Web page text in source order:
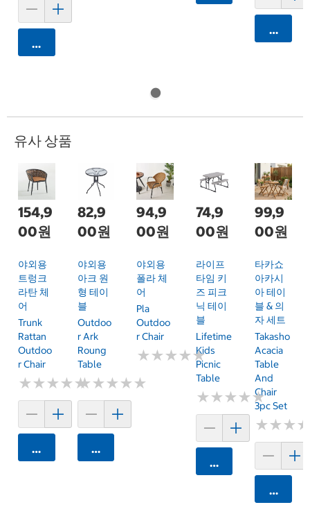
카트에 담기
카트에
유사 상품
154,9
00원
야외용
트렁크
라탄 체
어
Trunk
Rattan
Outdoo
R Chair
★★★★★
★★★★★
카트에 담기
82,9
00원
야외용
아크 원
형 테이
블
Outdoo
R Ark
Roung
Table
★★★★★
★★★★★
카트에 담기
94,9
00원
야외용
폴라 체
어
Pla
Outdoo
R Chair
★★★★★
★★★★★
74,9
00원
라이프
타임 키
즈 피크
닉 테이
블
Lifetime
Kids
Picnic
Table
★★★★★
★★★★★
카트에 담기
99,9
00원
타카쇼
아카시
아 테이
블 & 의
자 세트
Takasho
Acacia
Table
And
Chair
3pc Set
★★★
★★★
카트에